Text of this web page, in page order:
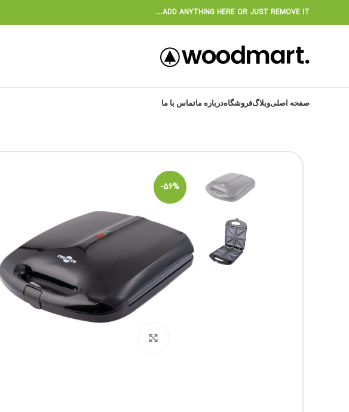
ADD ANYTHING HERE OR JUST REMOVE IT…
صفحه اصلیوبلاگفروشگاهدرباره ماتماس با ما
-56%